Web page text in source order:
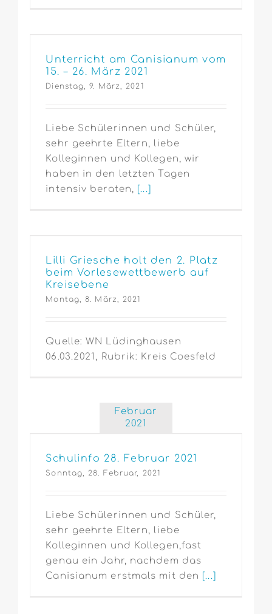
Unterricht am Canisianum vom
15. – 26. März 2021
Dienstag, 9. März, 2021
Liebe Schülerinnen und Schüler,
sehr geehrte Eltern, liebe
Kolleginnen und Kollegen, wir
haben in den letzten Tagen
intensiv beraten, [...]
Lilli Griesche holt den 2. Platz
beim Vorlesewettbewerb auf
Kreisebene
Montag, 8. März, 2021
Quelle: WN Lüdinghausen
06.03.2021, Rubrik: Kreis Coesfeld
Februar
2021
Schulinfo 28. Februar 2021
Sonntag, 28. Februar, 2021
Liebe Schülerinnen und Schüler,
sehr geehrte Eltern, liebe
Kolleginnen und Kollegen,fast
genau ein Jahr, nachdem das
Canisianum erstmals mit den [...]